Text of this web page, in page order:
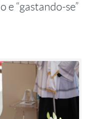
e “gastando-se”